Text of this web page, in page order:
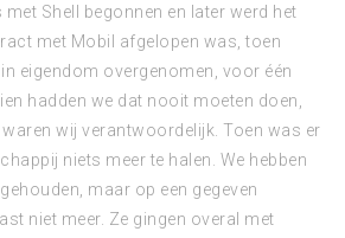
Shell begonnen en later werd het
met Mobil afgelopen was, toen
eigendom overgenomen, voor één
hadden we dat nooit moeten doen,
wij verantwoordelijk. Toen was er
niets meer te halen. We hebben
maar op een gegeven
niet meer. Ze gingen overal met